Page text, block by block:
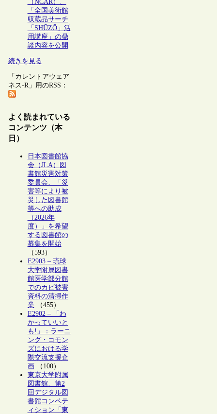
（NCAR）、
「全国美術館
収蔵品サーチ
「SHŪZŌ」活
用講座」の鼎
談内容を公開
続きを見る
「カレントアウェア
ネス-R」用のRSS：
よく読まれている
コンテンツ（本
日）
日本図書館協
会（JLA）図
書館災害対策
委員会、「災
害等により被
災した図書館
等への助成
（2026年
度）」を希望
する図書館の
募集を開始
（593）
E2903 – 琉球
大学附属図書
館医学部分館
でのカビ被害
資料の清掃作
業（455）
E2902 – 「わ
かっていいと
も!」：ラーニ
ング・コモン
ズにおける学
際交流支援企
画（100）
東京大学附属
図書館、第2
回デジタル図
書館コンペテ
ィション「東